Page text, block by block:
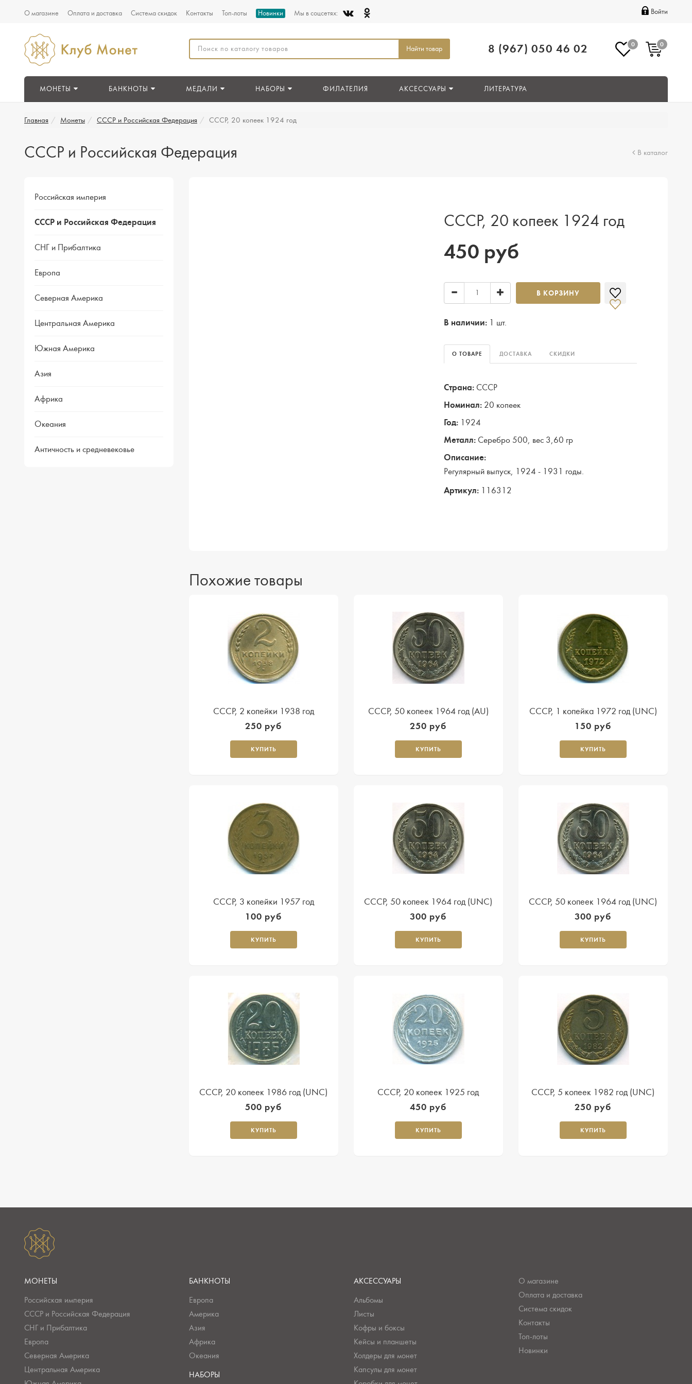
О магазине Оплата и доставка Система скидок Контакты Топ-лоты Новинки Мы в соцсетях: Войти
Найти товар 8 (967) 050 46 02 0 0
МОНЕТЫ БАНКНОТЫ МЕДАЛИ НАБОРЫ ФИЛАТЕЛИЯ АКСЕССУАРЫ ЛИТЕРАТУРА
Главная Монеты СССР и Российская Федерация СССР, 20 копеек 1924 год
СССР и Российская Федерация В каталог
Российская империя
СССР и Российская Федерация
СНГ и Прибалтика
Европа
Северная Америка
Центральная Америка
Южная Америка
Азия
Африка
Океания
Античность и средневековье
СССР, 20 копеек 1924 год
450 руб
В КОРЗИНУ
В наличии: 1 шт.
О ТОВАРЕ ДОСТАВКА СКИДКИ
Страна: СССР
Номинал: 20 копеек
Год: 1924
Металл: Серебро 500, вес 3,60 гр
Описание:
Регулярный выпуск, 1924 - 1931 годы.
Артикул: 116312
Похожие товары
СССР, 2 копейки 1938 год
250 руб
КУПИТЬ
СССР, 50 копеек 1964 год (AU)
250 руб
КУПИТЬ
СССР, 1 копейка 1972 год (UNC)
150 руб
КУПИТЬ
СССР, 3 копейки 1957 год
100 руб
КУПИТЬ
СССР, 50 копеек 1964 год (UNC)
300 руб
КУПИТЬ
СССР, 50 копеек 1964 год (UNC)
300 руб
КУПИТЬ
СССР, 20 копеек 1986 год (UNC)
500 руб
КУПИТЬ
СССР, 20 копеек 1925 год
450 руб
КУПИТЬ
СССР, 5 копеек 1982 год (UNC)
250 руб
КУПИТЬ
МОНЕТЫ
Российская империя
СССР и Российская Федерация
СНГ и Прибалтика
Европа
Северная Америка
Центральная Америка
БАНКНОТЫ
Европа
Америка
Азия
Африка
Океания
НАБОРЫ
АКСЕССУАРЫ
Альбомы
Листы
Кофры и боксы
Кейсы и планшеты
Холдеры для монет
Капсулы для монет
О магазине
Оплата и доставка
Система скидок
Контакты
Топ-лоты
Новинки